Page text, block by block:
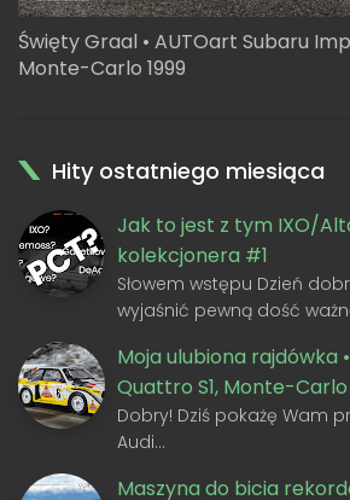
Święty Graal • AUTOart Subaru
Monte-Carlo 1999
Hity ostatniego miesiąca
Jak to jest z tym IXO/
kolekcjonera #1
Słowem wstępu Dzień
wyjaśnić pewną dość
Moja ulubiona rajdówka
Quattro S1, Monte-Carlo
Dobry! Dziś pokażę Wam
Audi…
Maszyna do bicia